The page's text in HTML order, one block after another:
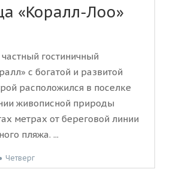
«Коралл-Лоо»
гостиничный
с богатой и развитой
расположился в поселке
живописной природы
метрах от береговой линии
пляжа. ...
Четверг